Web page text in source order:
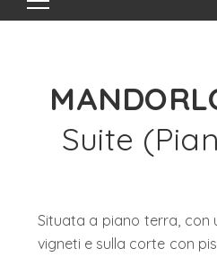
Ricerca
Suite
Situata a piano terra, con
vigneti e sulla corte con